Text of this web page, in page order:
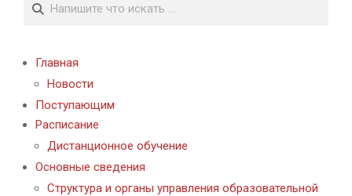
Главная
Новости
Поступающим
Расписание
Дистанционное обучение
Основные сведения
Структура и органы управления образовательной